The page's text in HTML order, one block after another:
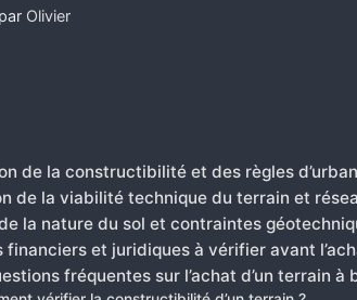
par Olivier
de la constructibilité et des règles
de la viabilité technique du terrain et
la nature du sol et contraintes
financiers et juridiques à vérifier avant
fréquentes sur l’achat d’un terrain à